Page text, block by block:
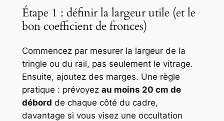
Étape 1 : définir la largeur utile (et le
bon coefficient de fronces)
Commencez par mesurer la largeur de la
tringle ou du rail, pas seulement le vitrage.
Ensuite, ajoutez des marges. Une règle
pratique : prévoyez au moins 20 cm de
débord de chaque côté du cadre,
davantage si vous visez une occultation